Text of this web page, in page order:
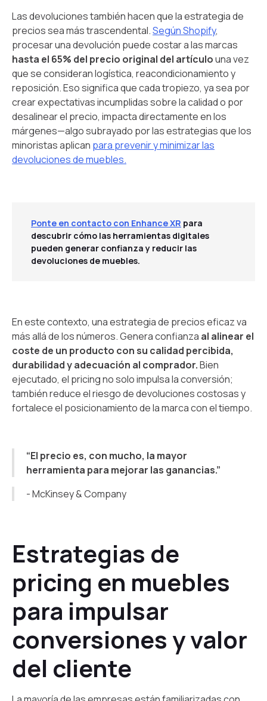
Las devoluciones también hacen que la estrategia de
precios sea más trascendental.Según Shopify,
procesar una devolución puede costar a las marcas
hasta el 65% del precio original del artículouna vez
que se consideran logística, reacondicionamiento y
reposición. Eso significa que cada tropiezo, ya sea por
crear expectativas incumplidas sobre la calidad o por
desalinear el precio, impacta directamente en los
márgenes—algo subrayado por las estrategias que los
minoristas aplican para prevenir y minimizar las
devoluciones de muebles.
Ponte en contacto con Enhance XR para
descubrir cómo las herramientas digitales
pueden generar confianza y reducir las
devoluciones de muebles.
En este contexto, una estrategia de precios eficaz va
más allá de los números. Genera confianza al alinear el
coste de un producto con su calidad percibida,
durabilidad y adecuación al comprador.Bien
ejecutado, el pricing no solo impulsa la conversión;
también reduce el riesgo de devoluciones costosas y
fortalece el posicionamiento de la marca con el tiempo.
“El precio es, con mucho, la mayor
herramienta para mejorar las ganancias.”
- McKinsey & Company
Estrategias de
pricing en muebles
para impulsar
conversiones y valor
del cliente